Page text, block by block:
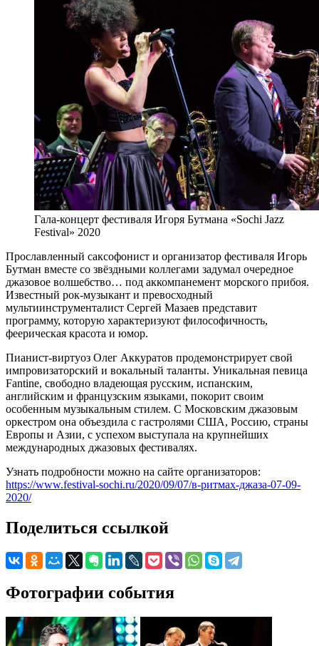
Гала-концерт фестиваля Игоря Бутмана «Sochi Jazz
Festival» 2020
Прославленный саксофонист и организатор фестиваля Игорь
Бутман вместе со звёздными коллегами задумал очередное
джазовое волшебство… под аккомпанемент морского прибоя.
Известный рок-музыкант и превосходный
мультиинструменталист Сергей Мазаев представит
программу, которую характеризуют философичность,
феерическая красота и юмор.
Пианист-виртуоз Олег Аккуратов продемонстрирует свой
импровизаторский и вокальный таланты. Уникальная певица
Fantine, свободно владеющая русским, испанским,
английским и французским языками, покорит своим
особенным музыкальным стилем. С Московским джазовым
оркестром она объездила с гастролями США, Россию, страны
Европы и Азии, с успехом выступала на крупнейших
международных джазовых фестивалях.
Узнать подробности можно на сайте организаторов:
https://www.festival-sochi.ru/2020/09/07/в-ритмах-джаза-07-09-
2020/
Поделиться ссылкой
Фотографии события